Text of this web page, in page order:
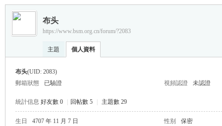
› ›
布头
https://www.bsm.org.cn/forum/?2083
主題 個人資料
布头(UID: 2083)
郵箱狀態
已驗證 視頻認證 未認證
統計信息 好友數 0 回帖數 5 主題數 29
生日 4707 年 11 月 7 日 性别 保密